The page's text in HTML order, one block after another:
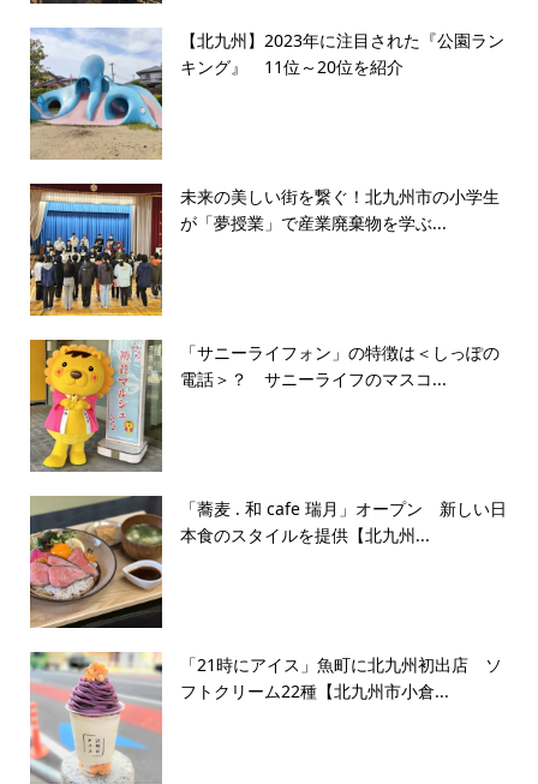
【北九州】2023年に注目された『公園ラン
キング』 11位～20位を紹介
未来の美しい街を繋ぐ！北九州市の小学生
が「夢授業」で産業廃棄物を学ぶ...
「サニーライフォン」の特徴は＜しっぽの
電話＞？ サニーライフのマスコ...
「蕎麦 . 和 cafe 瑞月」オープン 新しい日
本食のスタイルを提供【北九州...
「21時にアイス」魚町に北九州初出店 ソ
フトクリーム22種【北九州市小倉...